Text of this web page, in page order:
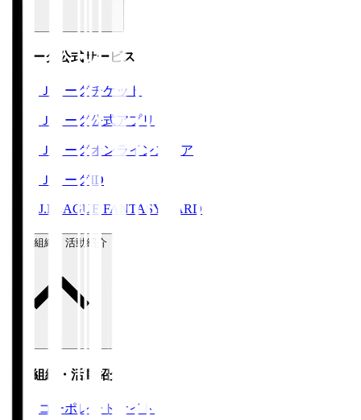
Ｊリーグ公式サービス
Ｊリーグチケット
Ｊリーグ公式アプリ
Ｊリーグオンラインストア
ＪリーグID
J.LEAGUE FANTASY CARD
運営組織・活動紹介
運営組織・活動紹介
コーポレートサイト